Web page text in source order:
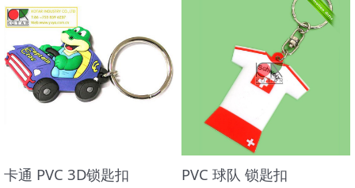
卡通 PVC 3D锁匙扣 PVC 球队 锁匙扣